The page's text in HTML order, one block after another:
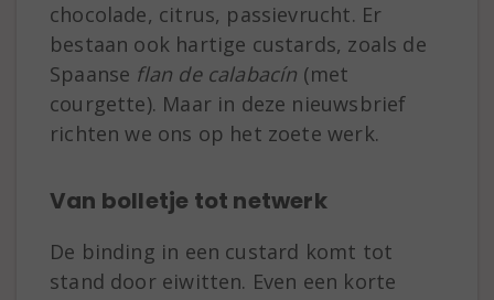
chocolade, citrus, passievrucht. Er
bestaan ook hartige custards, zoals de
Spaanse flan de calabacín (met
courgette). Maar in deze nieuwsbrief
richten we ons op het zoete werk.
Van bolletje tot netwerk
De binding in een custard komt tot
stand door eiwitten. Even een korte